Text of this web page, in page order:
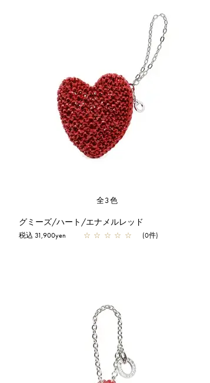
全3色
グミーズ/ハート/エナメルレッド
税込 31,900yen ☆ ☆ ☆ ☆ ☆ (0件)